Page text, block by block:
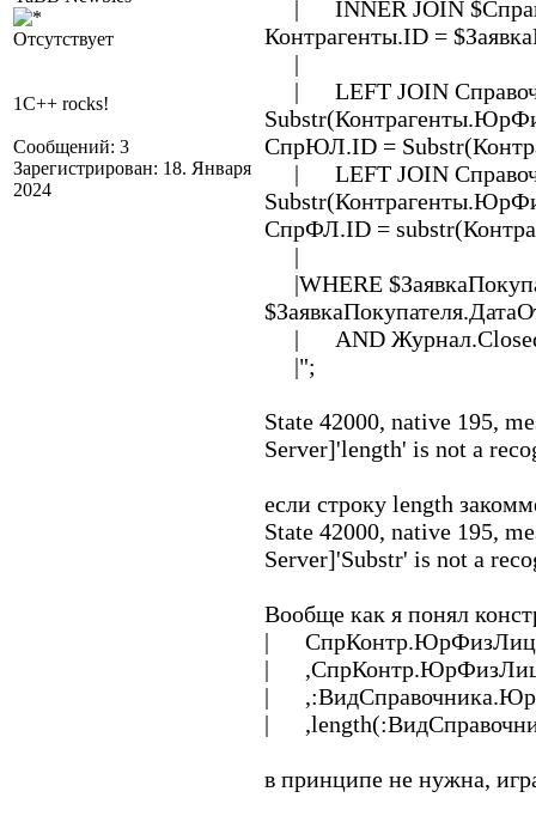
Отсутствует
1C++ rocks!
Сообщений: 3
Зарегистрирован: 18. Января
2024
| INNER JOIN
Контрагенты.ID =
|
| LEFT JOIN
СпрЮЛ.ID =
| LEFT JOIN
СпрФЛ.ID =
|
|WHERE
| AND
|";
State 42000, native 195,
Server]'length' is not a
если строку length
State 42000, native 195,
Server]'Substr' is not a
Вообще как я понял
|
|
|
|
в принципе не нужна,